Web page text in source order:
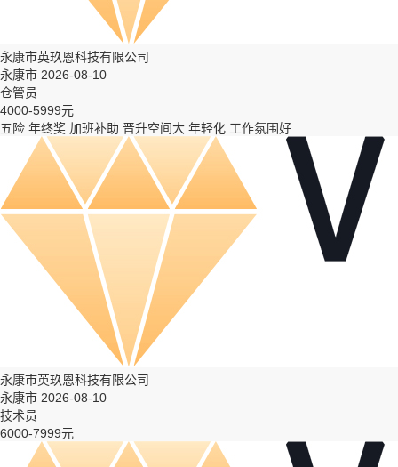
永康市英玖恩科技有限公司
永康市 2026-08-10
仓管员
4000-5999元
五险 年终奖 加班补助 晋升空间大 年轻化 工作氛围好
永康市英玖恩科技有限公司
永康市 2026-08-10
技术员
6000-7999元